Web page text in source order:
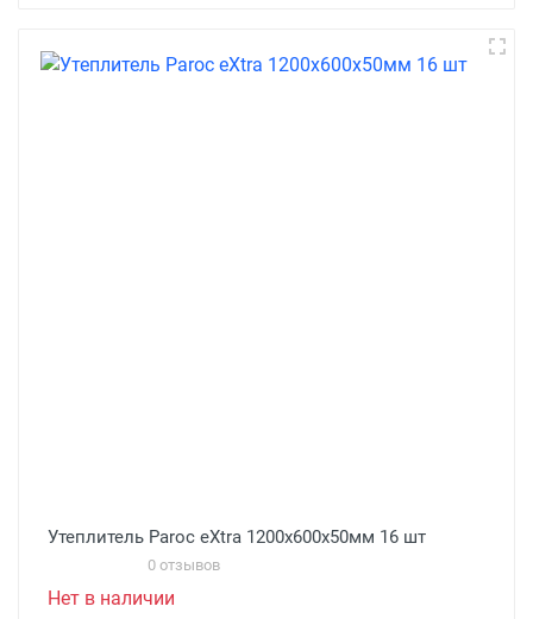
Утеплитель Paroc eXtra 1200x600х50мм 16 шт
0 отзывов
Нет в наличии